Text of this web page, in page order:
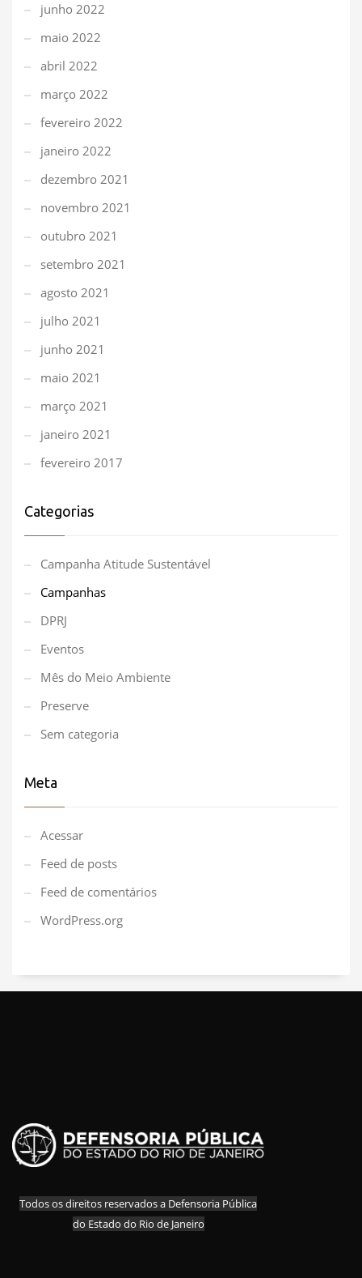
junho 2022
maio 2022
abril 2022
março 2022
fevereiro 2022
janeiro 2022
dezembro 2021
novembro 2021
outubro 2021
setembro 2021
agosto 2021
julho 2021
junho 2021
maio 2021
março 2021
janeiro 2021
fevereiro 2017
Categorias
Campanha Atitude Sustentável
Campanhas
DPRJ
Eventos
Mês do Meio Ambiente
Preserve
Sem categoria
Meta
Acessar
Feed de posts
Feed de comentários
WordPress.org
Todos os direitos reservados a Defensoria Pública
do Estado do Rio de Janeiro